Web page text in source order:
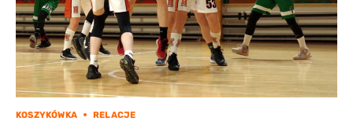
KOSZYKÓWKA RELACJE